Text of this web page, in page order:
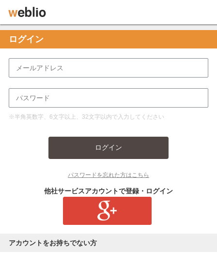
ログイン
※半角英数字、6文字以上、32文字以内で入力してください
ログイン
パスワードを忘れた方はこちら
他社サービスアカウントで登録・ログイン
アカウントをお持ちでない方